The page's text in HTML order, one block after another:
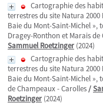
Cartographie des
terrestres du site Natura 2000
Baie du Mont-Saint-Michel »,
Dragey-Ronthon et Marais de
Sammuel Roetzinger (2024)
Cartographie des
terrestres du site Natura 2000
Baie du Mont-Saint-Michel »,
de Champeaux - Carolles/
Roetzinger (2024)